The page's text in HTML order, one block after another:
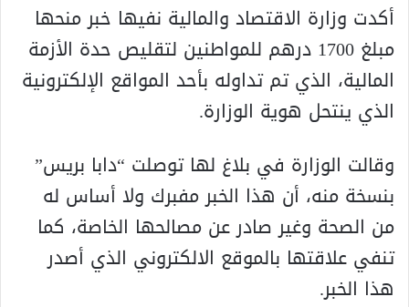
أكدت وزارة الاقتصاد والمالية نفيها خبر منحها
مبلغ 1700 درهم للمواطنين لتقليص حدة الأزمة
المالية، الذي تم تداوله بأحد المواقع الإلكترونية
الذي ينتحل هوية الوزارة.
وقالت الوزارة في بلاغ لها توصلت “دابا بريس”
بنسخة منه، أن هذا الخبر مفبرك ولا أساس له
من الصحة وغير صادر عن مصالحها الخاصة، كما
تنفي علاقتها بالموقع الالكتروني الذي أصدر
هذا الخبر.